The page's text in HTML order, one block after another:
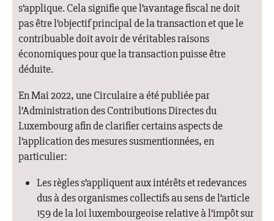
s’applique. Cela signifie que l’avantage fiscal ne doit
pas être l’objectif principal de la transaction et que le
contribuable doit avoir de véritables raisons
économiques pour que la transaction puisse être
déduite.
En Mai 2022, une Circulaire a été publiée par
l’Administration des Contributions Directes du
Luxembourg afin de clarifier certains aspects de
l’application des mesures susmentionnées, en
particulier:
Les règles s’appliquent aux intérêts et redevances
dus à des organismes collectifs au sens de l’article
159 de la loi luxembourgeoise relative à l’impôt sur